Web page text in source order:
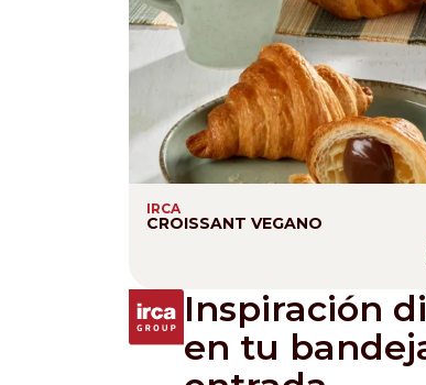
IRCA
CROISSANT VEGANO
Inspiración
en tu